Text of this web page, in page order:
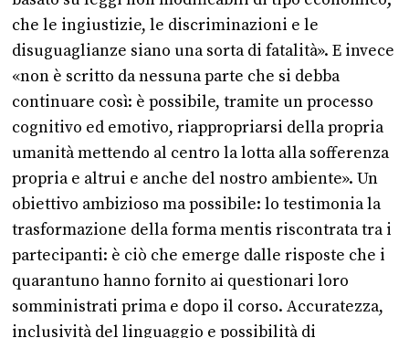
che le ingiustizie, le discriminazioni e le
disuguaglianze siano una sorta di fatalità». E invece
«non è scritto da nessuna parte che si debba
continuare così: è possibile, tramite un processo
cognitivo ed emotivo, riappropriarsi della propria
umanità mettendo al centro la lotta alla sofferenza
propria e altrui e anche del nostro ambiente». Un
obiettivo ambizioso ma possibile: lo testimonia la
trasformazione della forma mentis riscontrata tra i
partecipanti: è ciò che emerge dalle risposte che i
quarantuno hanno fornito ai questionari loro
somministrati prima e dopo il corso. Accuratezza,
inclusività del linguaggio e possibilità di